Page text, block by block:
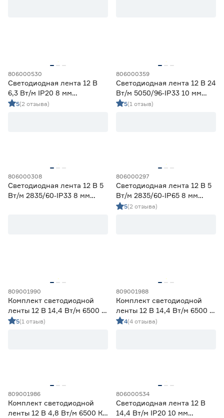
8
5
Ещё 11
Индекс цветопередачи (Ra)
Тип светодиода
Apeyron
Geniled
IEK
0
Navigator
Ещё 2
Страна производства
2 года
3 года
806000530
Светодиодная лента 12 В
6,3 Вт/м IP20 8 мм
холодный свет 5 м
5(2 отзыва)
806000359
Светодиодная лента 12 В 24
Вт/м 5050/96‑IP33 10 мм
мультиколор 5 м Geniled
5(1 отзыв)
806000308
Светодиодная лента 12 В 5
Вт/м 2835/60‑IP33 8 мм
806000297
Светодиодная лента 12 В 5
Вт/м 2835/60‑IP65 8 мм
теплый 5 м Geniled
5(2 отзыва)
809001990
Комплект светодиодной
ленты 12 В 14,4 Вт/м 6500 К
IP65 5050 5 м ЭРА
5(1 отзыв)
809001988
Комплект светодиодной
ленты 12 В 14,4 Вт/м 6500 К
IP20 5050 5 м ЭРА
4(4 отзыва)
809001986
Комплект светодиодной
ленты 12 В 4,8 Вт/м 6500 К
806000534
Светодиодная лента 12 В
14,4 Вт/м IP20 10 мм